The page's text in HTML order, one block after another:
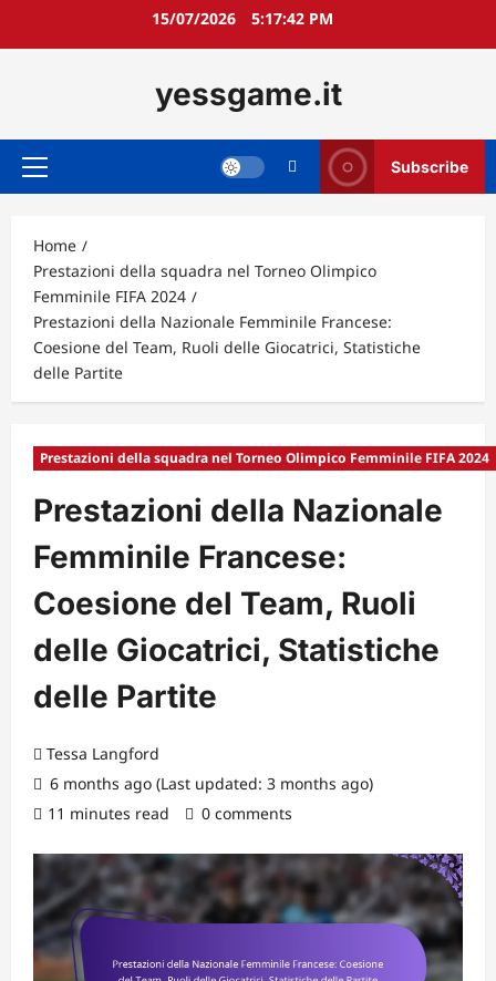
15/07/2026 5:17:44 PM
yessgame.it
Primary
Subscribe
Home
Prestazioni della squadra nel Torneo Olimpico
Femminile FIFA 2024
Prestazioni della Nazionale Femminile Francese:
Coesione del Team, Ruoli delle Giocatrici, Statistiche
delle Partite
Prestazioni della squadra nel Torneo Olimpico Femminile FIFA 2024
Prestazioni della Nazionale
Femminile Francese:
Coesione del Team, Ruoli
delle Giocatrici, Statistiche
delle Partite
Tessa Langford
6 months ago (Last updated: 3 months ago)
11 minutes read
0 comments